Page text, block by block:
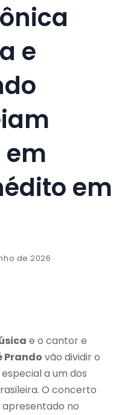
e
em
em
de 2026
e o cantor e
Prando vão dividir o
a um dos
O concerto
apresentado no